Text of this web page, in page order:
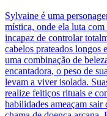
Sylvaine é uma
mística, onde ela luta com
incapaz de controlar
cabelos prateados longos
uma combinação de
encantadora, o peso de
levam a viver isolada.
realize feitiços rituais e
habilidades ameaçam